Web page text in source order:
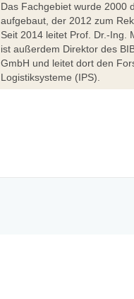
Das Fachgebiet wurde 2000
aufgebaut, der 2012 zum
Seit 2014 leitet Prof. Dr.-Ing.
ist außerdem Direktor des
GmbH und leitet dort den
Logistiksysteme (IPS).